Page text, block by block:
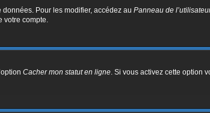
Pour les modifier, accédez au Panneau de
votre compte.
Cacher mon statut en ligne. Si vous activez cette option